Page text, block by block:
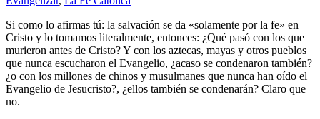
Si como lo afirmas tú: la salvación se da «solamente por la fe» en
Cristo y lo tomamos literalmente, entonces: ¿Qué pasó con los que
murieron antes de Cristo? Y con los aztecas, mayas y otros pueblos
que nunca escucharon el Evangelio, ¿acaso se condenaron también?
¿o con los millones de chinos y musulmanes que nunca han oído el
Evangelio de Jesucristo?, ¿ellos también se condenarán? Claro que
no.